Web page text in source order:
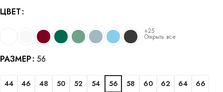
ЦВЕТ
+25
Открыть все
РАЗМЕР 56
44 46 48 50 52 54 56 58 60 62 64
66
Alternative: